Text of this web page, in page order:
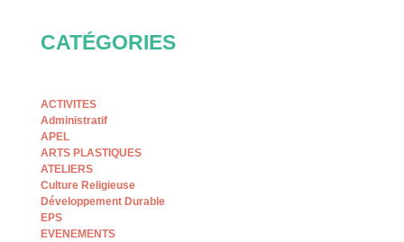
CATÉGORIES
ACTIVITES
Administratif
APEL
ARTS PLASTIQUES
ATELIERS
Culture Religieuse
Développement Durable
EPS
EVENEMENTS